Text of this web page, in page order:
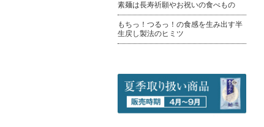
素麺は長寿祈願やお祝いの食べもの
もちっ！つるっ！の食感を生み出す半
生戻し製法のヒミツ